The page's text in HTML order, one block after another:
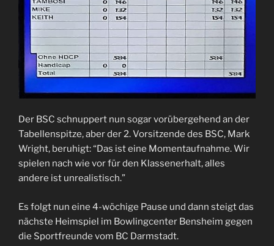
Der BSC schnuppert nun sogar vorübergehend an der
Tabellenspitze, aber der 2. Vorsitzende des BSC, Mark
Wright, beruhigt: “Das ist eine Momentaufnahme. Wir
spielen nach wie vor für den Klassenerhalt, alles
andere ist unrealistisch.”
Es folgt nun eine 4-wöchige Pause und dann steigt das
nächste Heimspiel im Bowlingcenter Bensheim gegen
die Sportfreunde vom BC Darmstadt.